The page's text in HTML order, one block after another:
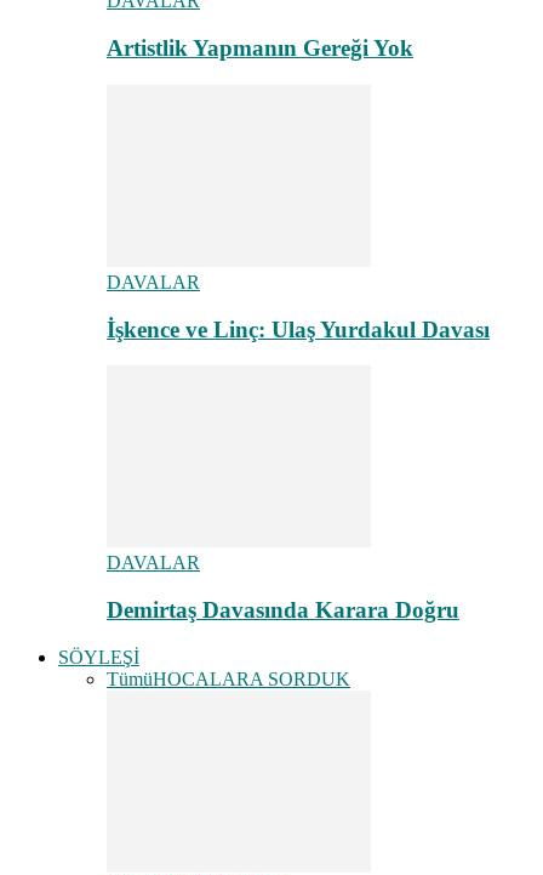
Artistlik Yapmanın Gereği Yok
DAVALAR
İşkence ve Linç: Ulaş Yurdakul Davası
DAVALAR
Demirtaş Davasında Karara Doğru
SÖYLEŞİ
TümüHOCALARA SORDUK